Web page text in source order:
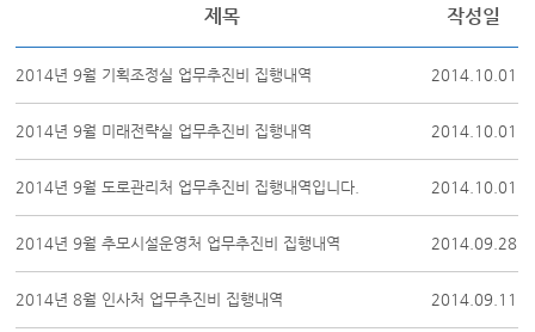
제목 작성일
2014년 9월 기획조정실 업무추진비 집행내역 2014.10.01
2014년 9월 미래전략실 업무추진비 집행내역 2014.10.01
2014년 9월 도로관리처 업무추진비 집행내역입니다. 2014.10.01
2014년 9월 추모시설운영처 업무추진비 집행내역 2014.09.28
2014년 8월 인사처 업무추진비 집행내역 2014.09.11